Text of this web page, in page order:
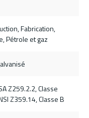
Fabrication,
Pétrole et gaz
Z259.2.2, Classe
Z359.14, Classe B